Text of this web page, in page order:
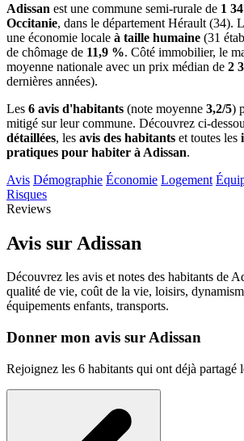
Adissan est une commune semi-rurale de 1
Occitanie, dans le département Hérault (34).
une économie locale à taille humaine (31
de chômage de 11,9 %. Côté immobilier, le
moyenne nationale avec un prix médian de 2
dernières années).
Les 6 avis d'habitants (note moyenne 3,2/5)
mitigé sur leur commune. Découvrez ci-
détaillées, les avis des habitants et toutes les
pratiques pour habiter à Adissan.
Avis Démographie Économie Logement
Risques
Reviews
Avis sur Adissan
Découvrez les avis et notes des habitants de
qualité de vie, coût de la vie, loisirs,
équipements enfants, transports.
Donner mon avis sur Adissan
Rejoignez les 6 habitants qui ont déjà partagé